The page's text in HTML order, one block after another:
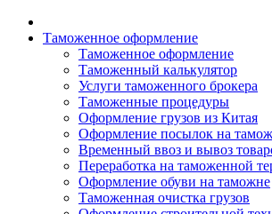
Таможенное оформление
Таможенное оформление
Таможенный калькулятор
Услуги таможенного брокера
Таможенные процедуры
Оформление грузов из Китая
Оформление посылок на
Временный ввоз и вывоз
Переработка на таможенной
Оформление обуви на таможне
Таможенная очистка грузов